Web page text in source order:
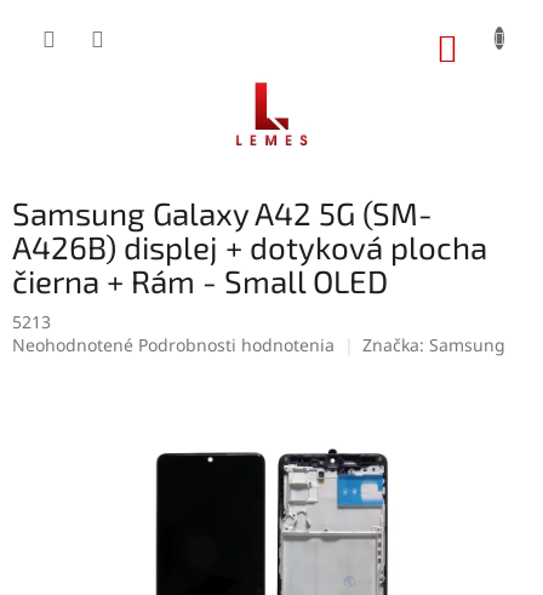
Samsung Galaxy A42 5G (SM-
A426B) displej + dotyková plocha
čierna + Rám - Small OLED
5213
Priemerné
Neohodnotené Podrobnosti hodnotenia Značka: Samsung